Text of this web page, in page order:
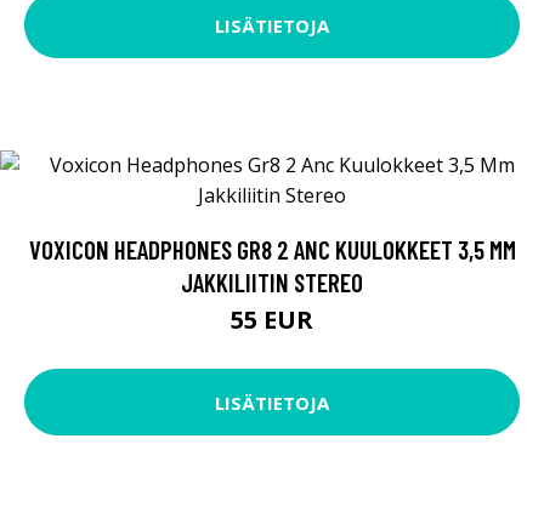
LISÄTIETOJA
VOXICON HEADPHONES GR8 2 ANC KUULOKKEET 3,5 MM
JAKKILIITIN STEREO
55 EUR
LISÄTIETOJA